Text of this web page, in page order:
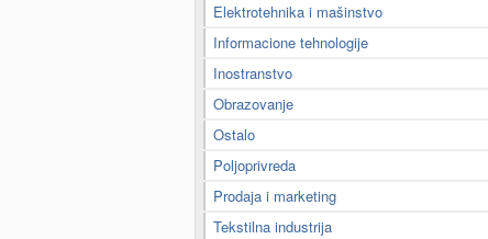
Elektrotehnika i mašinstvo
Informacione tehnologije
Inostranstvo
Obrazovanje
Ostalo
Poljoprivreda
Prodaja i marketing
Tekstilna industrija